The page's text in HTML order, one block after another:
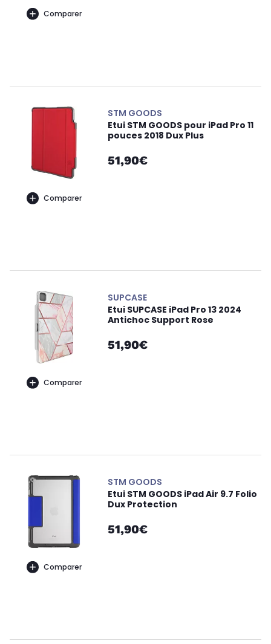
Comparer
Comparer
STM GOODS
Etui STM GOODS pour iPad Pro 11
pouces 2018 Dux Plus
51,90€
Comparer
SUPCASE
Etui SUPCASE iPad Pro 13 2024
Antichoc Support Rose
51,90€
Comparer
STM GOODS
Etui STM GOODS iPad Air 9.7 Folio
Dux Protection
51,90€